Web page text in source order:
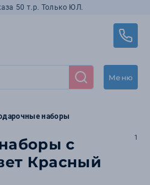
50 т.р. Только ЮЛ.
Меню
наборы
с
Красный
1